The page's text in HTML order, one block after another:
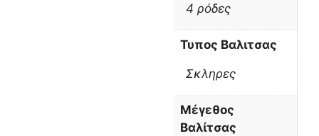
4 ρόδες
Τυπος Βαλιτσας
Σκληρες
Μέγεθος
Βαλίτσας